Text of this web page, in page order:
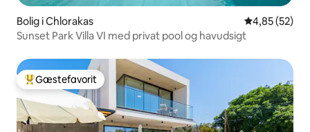
Bolig i Chlorakas 4,85 ud af 5 i
4,85 (52)
Sunset Park Villa VI med privat pool og havudsigt
Bedste gæstefavorit
Gæstefavorit